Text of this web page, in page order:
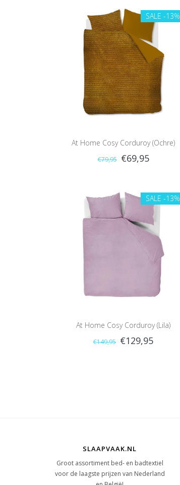
SALE -13%
At Home Cosy Corduroy (Ochre)
€79,95 €69,95
SALE -13%
At Home Cosy Corduroy (Lila)
€149,95 €129,95
SLAAPVAAK.NL
Groot assortiment bed- en badtextiel
voor de laagste prijzen van Nederland